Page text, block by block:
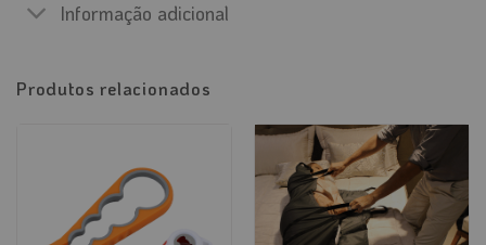
Informação adicional
Produtos relacionados